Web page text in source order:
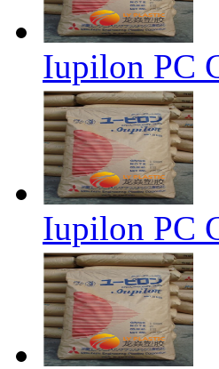
Iupilon PC
Iupilon PC